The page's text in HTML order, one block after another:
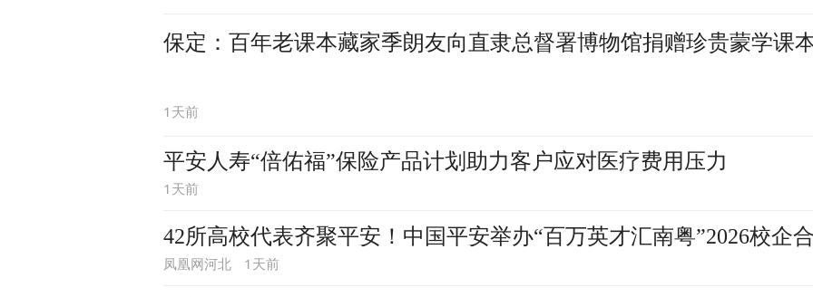
保定：百年老课本藏家季朗友向直隶总督署博物馆捐赠珍贵蒙学课
1天前
平安人寿“倍佑福”保险产品计划助力客户应对医疗费用压力
1天前
42所高校代表齐聚平安！中国平安举办“百万英才汇南粤”2026校企
凤凰网河北 1天前